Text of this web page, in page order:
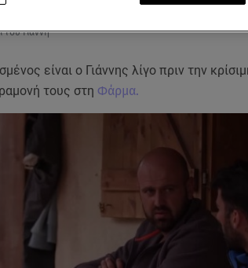
Γιάννη
είναι ο Γιάννης λίγο πριν την
τους στη Φάρμα.